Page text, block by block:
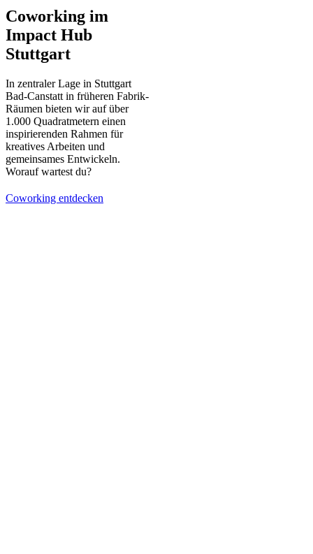
Coworking im
Impact Hub
Stuttgart
In zentraler Lage in Stuttgart
Bad-Canstatt in früheren Fabrik-
Räumen bieten wir auf über
1.000 Quadratmetern einen
inspirierenden Rahmen für
kreatives Arbeiten und
gemeinsames Entwickeln.
Worauf wartest du?
Coworking entdecken